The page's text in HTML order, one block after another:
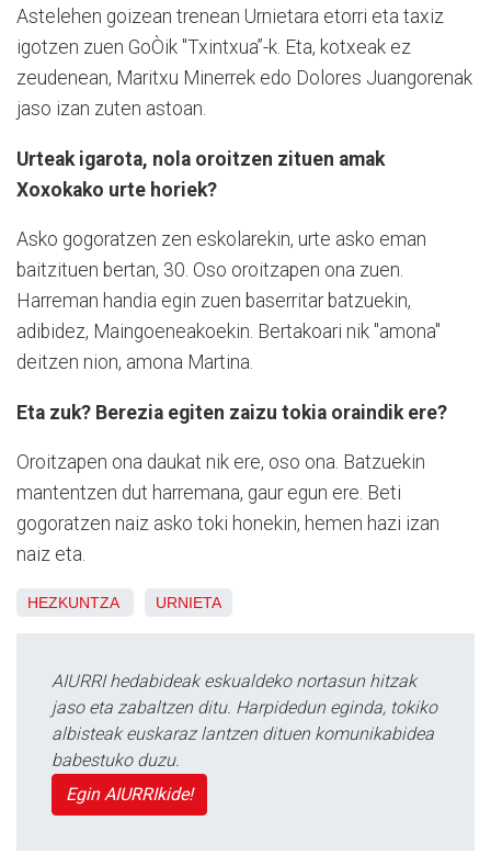
Astelehen goizean trenean Urnietara etorri eta taxiz
igotzen zuen GoÒik "Txintxua”-k. Eta, kotxeak ez
zeudenean, Maritxu Minerrek edo Dolores Juangorenak
jaso izan zuten astoan.
Urteak igarota, nola oroitzen zituen amak
Xoxokako urte horiek?
Asko gogoratzen zen eskolarekin, urte asko eman
baitzituen bertan, 30. Oso oroitzapen ona zuen.
Harreman handia egin zuen baserritar batzuekin,
adibidez, Maingoeneakoekin. Bertakoari nik "amona"
deitzen nion, amona Martina.
Eta zuk? Berezia egiten zaizu tokia oraindik ere?
Oroitzapen ona daukat nik ere, oso ona. Batzuekin
mantentzen dut harremana, gaur egun ere. Beti
gogoratzen naiz asko toki honekin, hemen hazi izan
naiz eta.
HEZKUNTZA URNIETA
AIURRI hedabideak eskualdeko nortasun hitzak
jaso eta zabaltzen ditu. Harpidedun eginda, tokiko
albisteak euskaraz lantzen dituen komunikabidea
babestuko duzu.
Egin AIURRIkide!